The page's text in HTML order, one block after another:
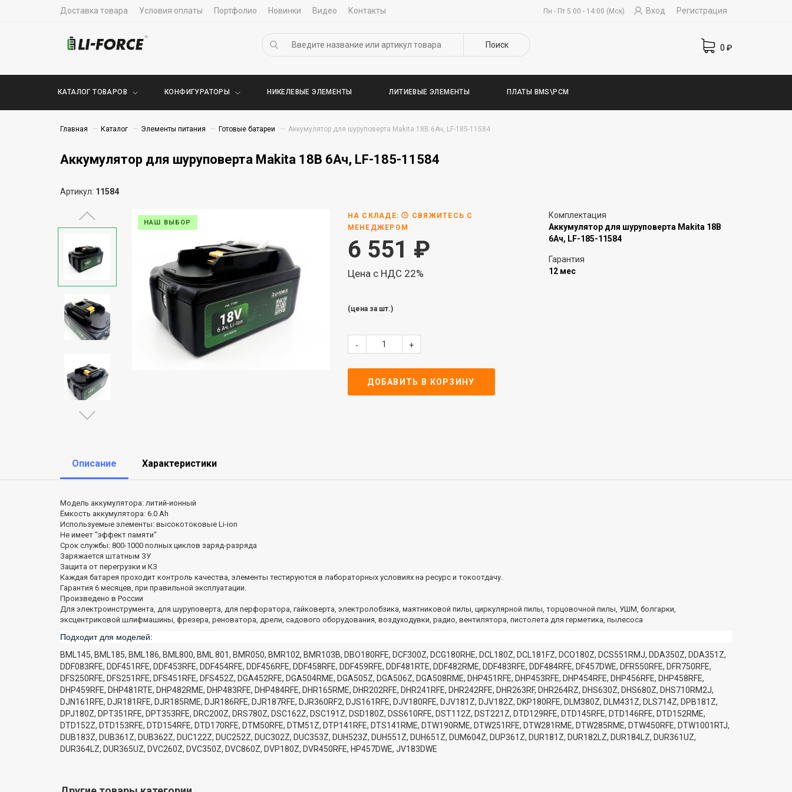
Доставка товара Условия оплаты Портфолио Новинки Видео Контакты Пн - Пт 5:00 - 14:00 (Мск) Вход Регистрация
Поиск 0 ₽
КАТАЛОГ ТОВАРОВ КОНФИГУРАТОРЫ НИКЕЛЕВЫЕ ЭЛЕМЕНТЫ ЛИТИЕВЫЕ ЭЛЕМЕНТЫ ПЛАТЫ BMS\PCM
Главная Каталог Элементы питания Готовые батареи Аккумулятор для шуруповерта Makita 18В 6Ач, LF-185-11584
Аккумулятор для шуруповерта Makita 18В 6Ач, LF-185-11584
Артикул: 11584
НАШ ВЫБОР
НА СКЛАДЕ:
СВЯЖИТЕСЬ С
МЕНЕДЖЕРОМ
6 551 ₽
Цена с НДС 22%
(цена за шт.)
- +
ДОБАВИТЬ В КОРЗИНУ
Комплектация
Аккумулятор для шуруповерта Makita 18В
6Ач, LF-185-11584
Гарантия
12 мес
Описание Характеристики
Модель аккумулятора: литий-ионный
Ёмкость аккумулятора: 6.0 Ah
Используемые элементы: высокотоковые Li-ion
Не имеет "эффект памяти"
​Cрок службы: 800-1000 полных циклов заряд-разряда
Заряжается штатным ЗУ
Защита от перегрузки и КЗ
Каждая батарея проходит контроль качества, элементы тестируются в лабораторных условиях на ресурс и токоотдачу.
Гарантия 6 месяцев, при правильной эксплуатации.
Произведено в России
Для электроинструмента, для шуруповерта, для перфоратора, гайковерта, электролобзика, маятниковой пилы, циркулярной пилы, торцовочной пилы, УШМ, болгарки,
эксцентриковой шлифмашины, фрезера, реноватора, дрели, садового оборудования, воздуходувки, радио, вентилятора, пистолета для герметика, пылесоса
Подходит для моделей:
BML145, BML185, BML186, BML800, BML 801, BMR050, BMR102, BMR103B, DBO180RFE, DCF300Z, DCG180RHE, DCL180Z, DCL181FZ, DCO180Z, DCS551RMJ, DDA350Z, DDA351Z,
DDF083RFE, DDF451RFE, DDF453RFE, DDF454RFE, DDF456RFE, DDF458RFE, DDF459RFE, DDF481RTE, DDF482RME, DDF483RFE, DDF484RFE, DF457DWE, DFR550RFE, DFR750RFE,
DFS250RFE, DFS251RFE, DFS451RFE, DFS452Z, DGA452RFE, DGA504RME, DGA505Z, DGA506Z, DGA508RME, DHP451RFE, DHP453RFE, DHP454RFE, DHP456RFE, DHP458RFE,
DHP459RFE, DHP481RTE, DHP482RME, DHP483RFE, DHP484RFE, DHR165RME, DHR202RFE, DHR241RFE, DHR242RFE, DHR263RF, DHR264RZ, DHS630Z, DHS680Z, DHS710RM2J,
DJN161RFE, DJR181RFE, DJR185RME, DJR186RFE, DJR187RFE, DJR360RF2, DJS161RFE, DJV180RFE, DJV181Z, DJV182Z, DKP180RFE, DLM380Z, DLM431Z, DLS714Z, DPB181Z,
DPJ180Z, DPT351RFE, DPT353RFE, DRC200Z, DRS780Z, DSC162Z, DSC191Z, DSD180Z, DSS610RFE, DST112Z, DST221Z, DTD129RFE, DTD145RFE, DTD146RFE, DTD152RME,
DTD152Z, DTD153RFE, DTD154RFE, DTD170RFE, DTM50RFE, DTM51Z, DTP141RFE, DTS141RME, DTW190RME, DTW251RFE, DTW281RME, DTW285RME, DTW450RFE, DTW1001RTJ,
DUB183Z, DUB361Z, DUB362Z, DUC122Z, DUC252Z, DUC302Z, DUC353Z, DUH523Z, DUH551Z, DUH651Z, DUM604Z, DUP361Z, DUR181Z, DUR182LZ, DUR184LZ, DUR361UZ,
DUR364LZ, DUR365UZ, DVC260Z, DVC350Z, DVC860Z, DVP180Z, DVR450RFE, HP457DWE, JV183DWE